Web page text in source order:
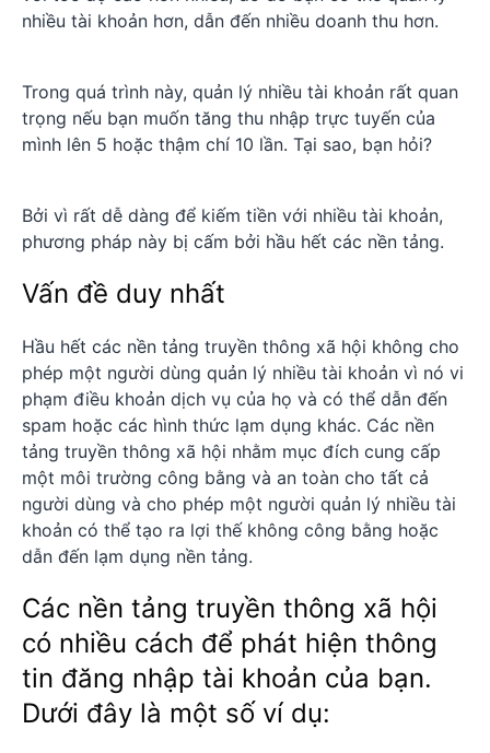
nhiều tài khoản hơn, dẫn đến nhiều doanh thu hơn.
Trong quá trình này, quản lý nhiều tài khoản rất quan
trọng nếu bạn muốn tăng thu nhập trực tuyến của
mình lên 5 hoặc thậm chí 10 lần. Tại sao, bạn hỏi?
Bởi vì rất dễ dàng để kiếm tiền với nhiều tài khoản,
phương pháp này bị cấm bởi hầu hết các nền tảng.
Vấn đề duy nhất
Hầu hết các nền tảng truyền thông xã hội không cho
phép một người dùng quản lý nhiều tài khoản vì nó vi
phạm điều khoản dịch vụ của họ và có thể dẫn đến
spam hoặc các hình thức lạm dụng khác. Các nền
tảng truyền thông xã hội nhằm mục đích cung cấp
một môi trường công bằng và an toàn cho tất cả
người dùng và cho phép một người quản lý nhiều tài
khoản có thể tạo ra lợi thế không công bằng hoặc
dẫn đến lạm dụng nền tảng.
Các nền tảng truyền thông xã hội
có nhiều cách để phát hiện thông
tin đăng nhập tài khoản của bạn.
Dưới đây là một số ví dụ: